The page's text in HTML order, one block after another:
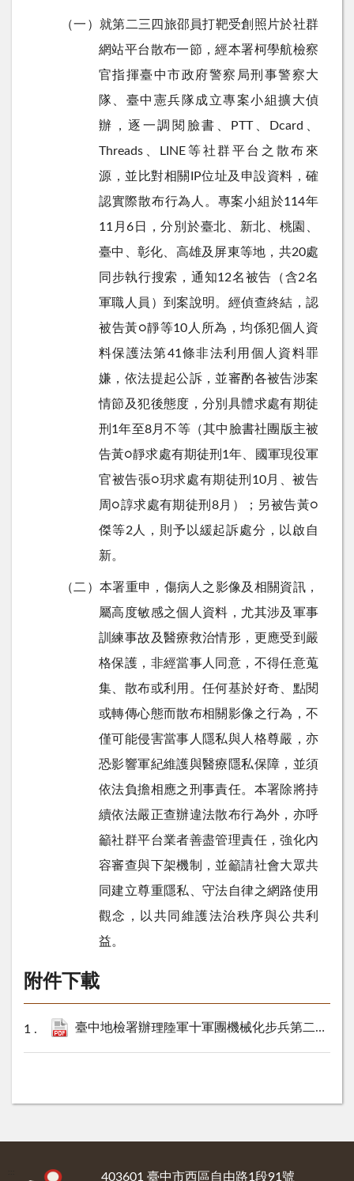
（一）就第二三四旅邵員打靶受創照片於社群
網站平台散布一節，經本署柯學航檢察
官指揮臺中市政府警察局刑事警察大
隊、臺中憲兵隊成立專案小組擴大偵
辦，逐一調閱臉書、
PTT、 Dcard
Threads
LINE等社群平台之散布來
源，並比對相關
IP位址及申設資料，確
認實際散布行為人。專案小組於114年
11 月6 日，分別於臺北、新北、桃園、
臺中、彰化、高雄及屏東等地，共20處
同步執行搜索，通知12名被告（含2名
軍職人員）到案說明。經偵查終結，認
被告黃○靜等10 人所為，均係犯個人資
料保護法第41 條非法利用個人資料罪
嫌，依法提起公訴，並審酌各被告涉案
情節及犯後態度，分別具體求處有期徒
刑 1年至8月不等（其中臉書社團版主被
告黃○靜求處有期徒刑 1年、國軍現役軍
官被告張○玥求處有期徒刑 10月、被告
周 ○諄求處有期徒刑 8月）；另被告黃○
傑等2 人，則予以緩起訴處分，以啟自
新。
（二）本署重申，傷病人之影像及相關資訊，
屬高度敏感之個人資料，尤其涉及軍事
訓練事故及醫療救治情形，更應受到嚴
格保護，非經當事人同意，不得任意蒐
集、散布或利用。任何基於好奇、點閱
或轉傳心態而散布相關影像之行為，不
僅可能侵害當事人隱私與人格尊嚴，亦
恐影響軍紀維護與醫療隱私保障，並須
依法負擔相應之刑事責任。本署除將持
續依法嚴正查辦違法散布行為外，亦呼
籲社群平台業者善盡管理責任，強化內
容審查與下架機制，並籲請社會大眾共
同建立尊重隱私、守法自律之網路使用
觀念，以共同維護法治秩序與公共利
益。
附件下載
臺中地檢署辦理陸軍十軍團機械化步兵第二三四旅 士兵打靶事故暨傷勢照片散布案件偵結說明.pdf
403601 臺中市西區自由路1段91號